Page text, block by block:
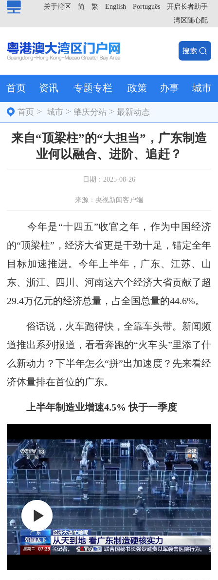
开启长者助手
Português
English
繁
简
关于湾区
湾区随心配
首页 资讯 专题专栏 政策 办事 城市
首页 >城市 > 肇庆分站 >最新动态
来自“顶梁柱”的“大担当”，广东制造
业何以融合、进阶、追赶？
日期：2025-08-26
来源：央视新闻客户端
今年是“十四五”收官之年，作为中国经济
的“顶梁柱”，经济大省更是干劲十足，锚定全年
目标加速推进。今年上半年，广东、江苏、山
东、浙江、四川、河南这六个经济大省贡献了超
29.4万亿元的经济总量，占全国总量的44.6%。
俗话说，火车跑得快，全靠车头带。新闻频
道推出系列报道，看看奔跑的“火车头”里添了什
么新动力？下半年怎么“拼”出加速度？先来看经
济体量排在首位的广东。
上半年制造业增速4.5% 快于一季度